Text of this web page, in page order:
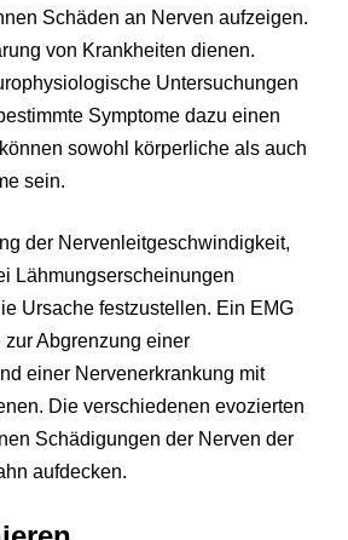
Schäden an Nerven aufzeigen.
von Krankheiten dienen.
Untersuchungen
Symptome dazu einen
sowohl körperliche als auch
sein.
der Nervenleitgeschwindigkeit,
Lähmungserscheinungen
Ursache festzustellen. Ein EMG
Abgrenzung einer
einer Nervenerkrankung mit
Die verschiedenen evozierten
Schädigungen der Nerven der
aufdecken.